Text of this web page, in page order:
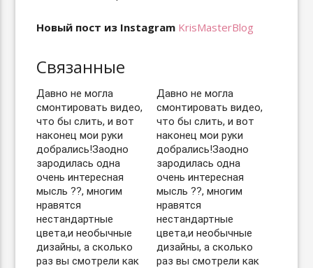
Новый пост из Instagram KrisMasterBlog
Связанные
Давно не могла
смонтировать видео,
что бы слить, и вот
наконец мои руки
добрались!Заодно
зародилась одна
очень интересная
мысль ??, многим
нравятся
нестандартные
цвета,и необычные
дизайны, а сколько
раз вы смотрели как
Давно не могла
смонтировать видео,
что бы слить, и вот
наконец мои руки
добрались!Заодно
зародилась одна
очень интересная
мысль ??, многим
нравятся
нестандартные
цвета,и необычные
дизайны, а сколько
раз вы смотрели как